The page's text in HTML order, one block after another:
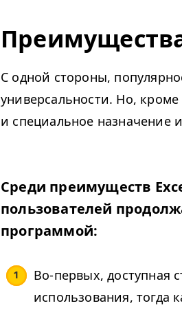
С одной стороны,
универсальности. Но,
и специальное назначение
Среди преимуществ
пользователей
программой:
Во-первых, доступная
использования, тогда